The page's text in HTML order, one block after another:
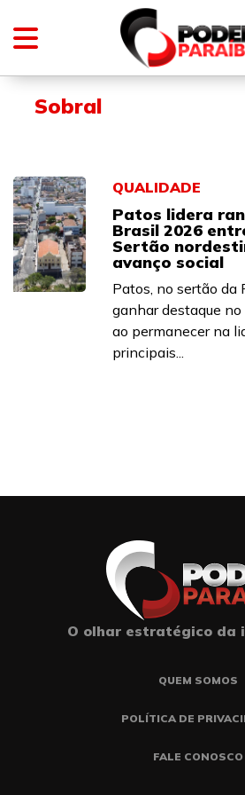
Sobral
QUALIDADE
Patos lidera
Brasil 2026
Sertão
avanço social
Patos, no sertão da
ganhar destaque
ao permanecer na
principais...
O olhar estratégico da
QUEM SOMOS
POLÍTICA DE
FALE CONOSCO